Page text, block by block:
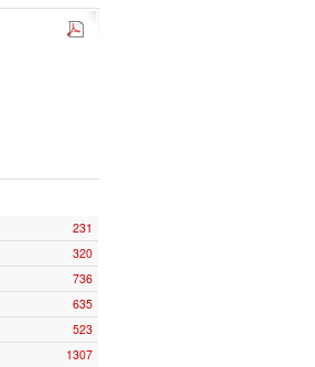
231
320
736
635
523
1307